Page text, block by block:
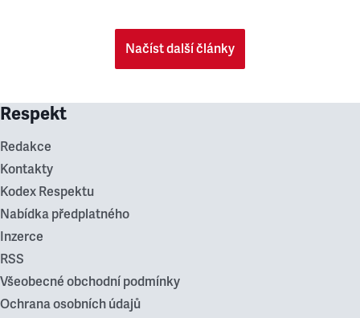
Načíst další články
Respekt
Redakce
Kontakty
Kodex Respektu
Nabídka předplatného
Inzerce
RSS
Všeobecné obchodní podmínky
Ochrana osobních údajů